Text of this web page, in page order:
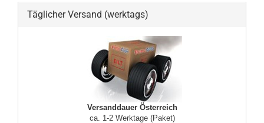
Täglicher Versand (werktags)
Versanddauer Österreich
ca. 1-2 Werktage (Paket)